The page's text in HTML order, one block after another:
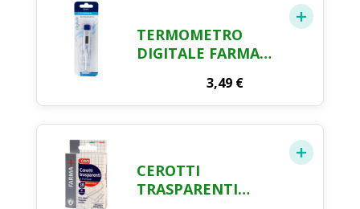
TERMOMETRO
DIGITALE FARMA
3,49 €
CEROTTI
TRASPARENTI